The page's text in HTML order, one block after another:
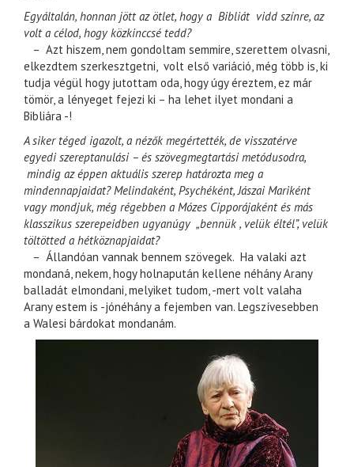
Egyáltalán, honnan jött az ötlet, hogy a Bibliát vidd színre, az
volt a célod, hogy közkinccsé tedd?
– Azt hiszem, nem gondoltam semmire, szerettem olvasni,
elkezdtem szerkesztgetni, volt első variáció, még több is, ki
tudja végül hogy jutottam oda, hogy úgy éreztem, ez már
tömör, a lényeget fejezi ki – ha lehet ilyet mondani a
Bibliára -!
A siker téged igazolt, a nézők megértették, de visszatérve
egyedi szereptanulási – és szövegmegtartási metódusodra,
mindig az éppen aktuális szerep határozta meg a
mindennapjaidat? Melindaként, Psychéként, Jászai Mariként
vagy mondjuk, még régebben a Mózes Cipporájaként és más
klasszikus szerepeidben ugyanúgy „bennük , velük éltél”, velük
töltötted a hétköznapjaidat?
– Állandóan vannak bennem szövegek. Ha valaki azt
mondaná, nekem, hogy holnapután kellene néhány Arany
balladát elmondani, melyiket tudom, -mert volt valaha
Arany estem is -jónéhány a fejemben van. Legszívesebben
a Walesi bárdokat mondanám.